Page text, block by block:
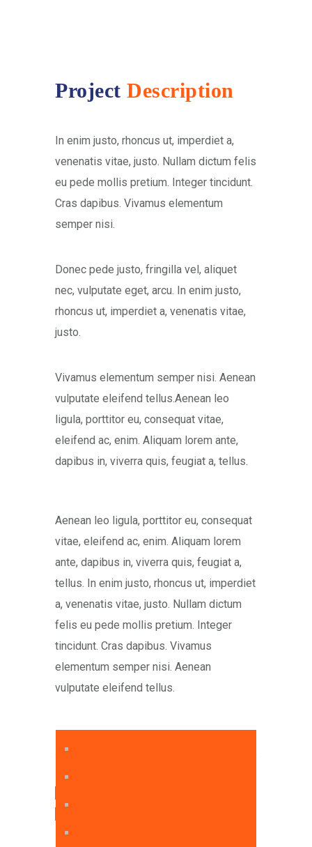
Project Description
In enim justo, rhoncus ut, imperdiet a,
venenatis vitae, justo. Nullam dictum felis
eu pede mollis pretium. Integer tincidunt.
Cras dapibus. Vivamus elementum
semper nisi.
Donec pede justo, fringilla vel, aliquet
nec, vulputate eget, arcu. In enim justo,
rhoncus ut, imperdiet a, venenatis vitae,
justo.
Vivamus elementum semper nisi. Aenean
vulputate eleifend tellus.Aenean leo
ligula, porttitor eu, consequat vitae,
eleifend ac, enim. Aliquam lorem ante,
dapibus in, viverra quis, feugiat a, tellus.
Aenean leo ligula, porttitor eu, consequat
vitae, eleifend ac, enim. Aliquam lorem
ante, dapibus in, viverra quis, feugiat a,
tellus. In enim justo, rhoncus ut, imperdiet
a, venenatis vitae, justo. Nullam dictum
felis eu pede mollis pretium. Integer
tincidunt. Cras dapibus. Vivamus
elementum semper nisi. Aenean
vulputate eleifend tellus.